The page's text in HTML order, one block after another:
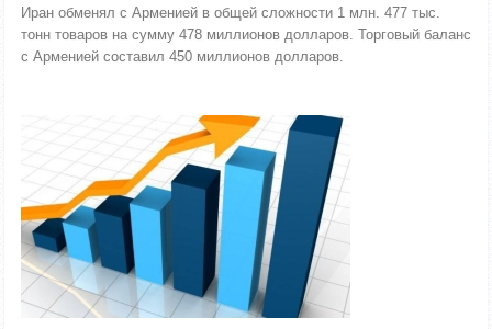
Иран обменял с Арменией в общей сложности 1 млн. 477 тыс.
тонн товаров на сумму 478 миллионов долларов. Торговый баланс
с Арменией составил 450 миллионов долларов.